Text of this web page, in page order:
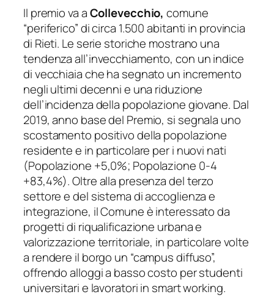
Il premio va aCollevecchio, comune
“periferico” di circa 1.500 abitanti in provincia
di Rieti. Le serie storiche mostrano una
tendenza all’invecchiamento, con un indice
di vecchiaia che ha segnato un incremento
negli ultimi decenni e una riduzione
dell’incidenza della popolazione giovane. Dal
2019, anno base del Premio, si segnala uno
scostamento positivo della popolazione
residente e in particolare per i nuovi nati
(Popolazione +5,0%; Popolazione 0-4
+83,4%). Oltre alla presenza del terzo
settore e del sistema di accoglienza e
integrazione, il Comune è interessato da
progetti di riqualificazione urbana e
valorizzazione territoriale, in particolare volte
a rendere il borgo un “campus diffuso”,
offrendo alloggi a basso costo per studenti
universitari e lavoratori in smart working.